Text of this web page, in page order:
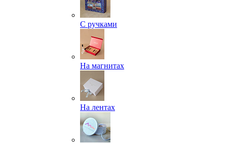
С ручками
На магнитах
На лентах